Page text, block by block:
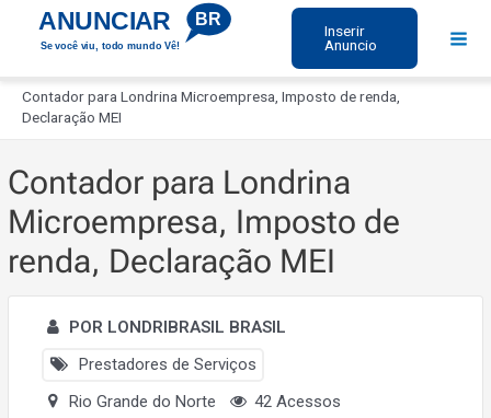
conteúdo
ANUNCIAR BR
Se você viu, todo mundo Vê!
Inserir
Anuncio
Contador para Londrina Microempresa, Imposto de renda,
Declaração MEI
Contador para Londrina
Microempresa, Imposto de
renda, Declaração MEI
POR LONDRIBRASIL BRASIL
Prestadores de Serviços
Rio Grande do Norte
42 Acessos